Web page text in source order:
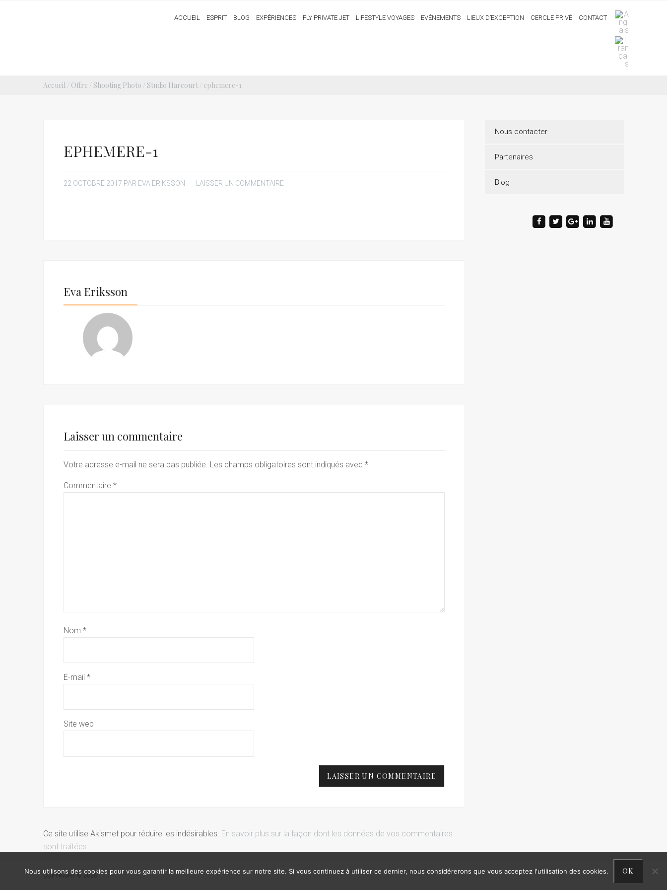
ACCUEIL ESPRIT BLOG EXPÉRIENCES FLY PRIVATE JET LIFESTYLE VOYAGES EVÉNEMENTS LIEUX D’EXCEPTION CERCLE PRIVÉ CONTACT
Accueil / Offre / Shooting Photo / Studio Harcourt / ephemere-1
EPHEMERE-1
22 OCTOBRE 2017 PAR EVA ERIKSSON LAISSER UN COMMENTAIRE
Eva Eriksson
Laisser un commentaire
Votre adresse e-mail ne sera pas publiée. Les champs obligatoires sont indiqués avec *
Commentaire *
Nom *
E-mail *
Site web
Ce site utilise Akismet pour réduire les indésirables. En savoir plus sur la façon dont les données de vos commentaires
sont traitées.
Nous contacter
Partenaires
Blog
COPYRIGHT © 2026
Nous utilisons des cookies pour vous garantir la meilleure expérience sur notre site. Si vous continuez à utiliser ce dernier, nous considérerons que vous acceptez l'utilisation des cookies. OK